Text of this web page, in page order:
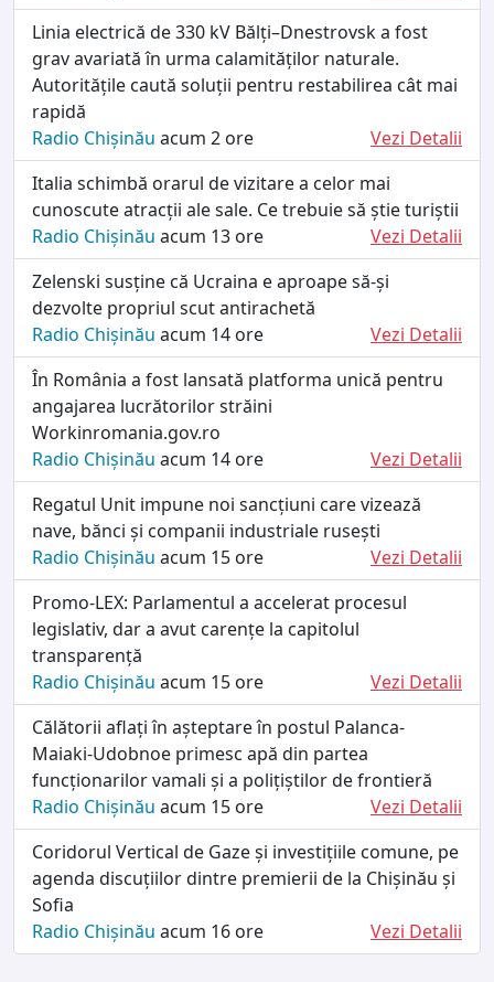
Linia electrică de 330 kV Bălți–Dnestrovsk a fost
grav avariată în urma calamităților naturale.
Autoritățile caută soluții pentru restabilirea cât mai
rapidă
Radio Chișinău acum 2 ore
Vezi Detalii
Italia schimbă orarul de vizitare a celor mai
cunoscute atracții ale sale. Ce trebuie să știe turiștii
Radio Chișinău acum 13 ore
Vezi Detalii
Zelenski susține că Ucraina e aproape să-și
dezvolte propriul scut antirachetă
Radio Chișinău acum 14 ore
Vezi Detalii
În România a fost lansată platforma unică pentru
angajarea lucrătorilor străini
Workinromania.gov.ro
Radio Chișinău acum 14 ore
Vezi Detalii
Regatul Unit impune noi sancțiuni care vizează
nave, bănci și companii industriale rusești
Radio Chișinău acum 15 ore
Vezi Detalii
Promo-LEX: Parlamentul a accelerat procesul
legislativ, dar a avut carențe la capitolul
transparență
Radio Chișinău acum 15 ore
Vezi Detalii
Călătorii aflați în așteptare în postul Palanca-
Maiaki-Udobnoe primesc apă din partea
funcționarilor vamali și a polițiștilor de frontieră
Radio Chișinău acum 15 ore
Vezi Detalii
Coridorul Vertical de Gaze și investițiile comune, pe
agenda discuțiilor dintre premierii de la Chișinău și
Sofia
Radio Chișinău acum 16 ore Vezi Detalii